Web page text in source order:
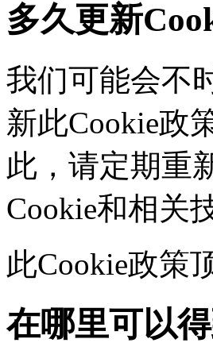
多久更新
我们可能会不
新此Cookie政
此，请定期
Cookie和相关
此Cookie政策
在哪里可以